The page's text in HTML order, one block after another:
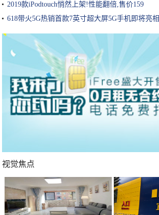
2019款iPodtouch悄然上架!性能翻倍,售价159
618带火5G热销首款7英寸超大屏5G手机即将亮相
视觉焦点